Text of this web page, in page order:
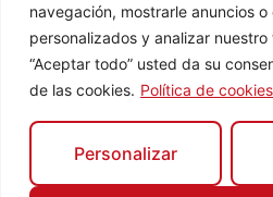
navegación, mostrarle anuncios
personalizados y analizar
“Aceptar todo” usted da su
de las cookies. Política de cookies
Personalizar